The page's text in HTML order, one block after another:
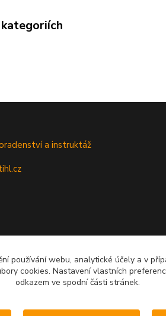
a instruktáž
Upravit sběr cookies.
používání webu, analytické účely a v
cookies. Nastavení vlastních
odkazem ve spodní části stránek.